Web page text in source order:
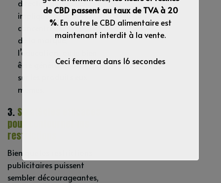
directe du CBD. Cela
implique de se
concentrer sur l’image
de la marque,
l’éducation, ou le bien-
être général, plutôt que
sur les produits eux-
mêmes.
3. Stratégies efficaces
pour contourner les
restrictions
Bien que les restrictions
publicitaires puissent
sembler décourageantes,
de CBD passent au taux de TVA à 20
%. En outre le CBD alimentaire est
maintenant interdit à la vente.
Ceci fermera dans 15 secondes